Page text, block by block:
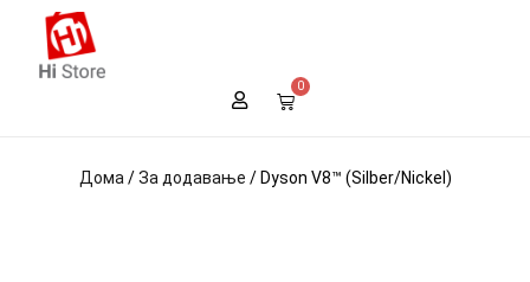
0
Дома /За додавање / Dyson V8™ (Silber/Nickel)